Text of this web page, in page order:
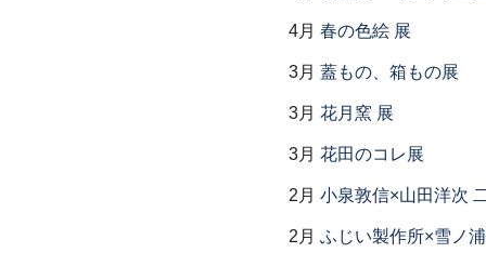
4月 春の色絵 展
3月 蓋もの、箱もの展
3月 花月窯 展
3月 花田のコレ展
2月 小泉敦信×山田洋次
2月 ふじい製作所×雪ノ